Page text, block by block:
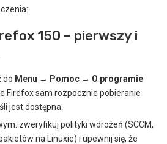
150 – pierwszy i
do Menu → Pomoc → O programie
Firefox sam rozpocznie pobieranie
jest dostępna.
zweryfikuj polityki wdrożeń (SCCM,
na Linuxie) i upewnij się, że